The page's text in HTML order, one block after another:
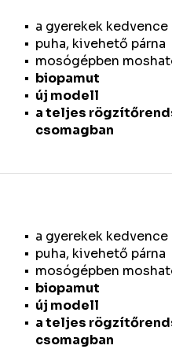
a gyerekek kedvence
puha, kivehető párna
mosógépben
biopamut
új modell
a teljes
csomagban
a gyerekek kedvence
puha, kivehető párna
mosógépben
biopamut
új modell
a teljes
csomagban